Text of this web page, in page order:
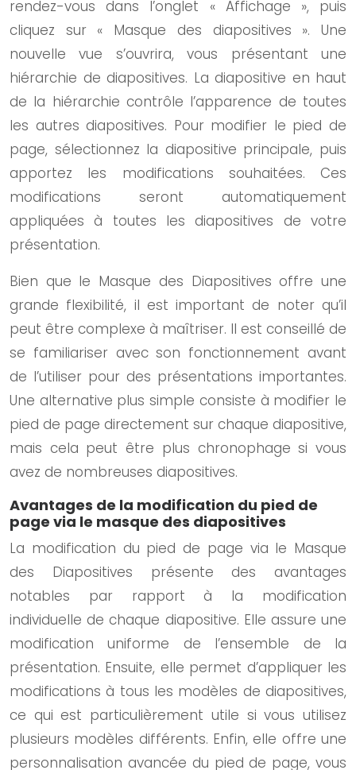
rendez-vous dans l’onglet « Affichage », puis
cliquez sur « Masque des diapositives ». Une
nouvelle vue s’ouvrira, vous présentant une
hiérarchie de diapositives. La diapositive en haut
de la hiérarchie contrôle l’apparence de toutes
les autres diapositives. Pour modifier le pied de
page, sélectionnez la diapositive principale, puis
apportez les modifications souhaitées. Ces
modifications seront automatiquement
appliquées à toutes les diapositives de votre
présentation.
Bien que le Masque des Diapositives offre une
grande flexibilité, il est important de noter qu’il
peut être complexe à maîtriser. Il est conseillé de
se familiariser avec son fonctionnement avant
de l’utiliser pour des présentations importantes.
Une alternative plus simple consiste à modifier le
pied de page directement sur chaque diapositive,
mais cela peut être plus chronophage si vous
avez de nombreuses diapositives.
Avantages de la modification du pied de
page via le masque des diapositives
La modification du pied de page via le Masque
des Diapositives présente des avantages
notables par rapport à la modification
individuelle de chaque diapositive. Elle assure une
modification uniforme de l’ensemble de la
présentation. Ensuite, elle permet d’appliquer les
modifications à tous les modèles de diapositives,
ce qui est particulièrement utile si vous utilisez
plusieurs modèles différents. Enfin, elle offre une
personnalisation avancée du pied de page, vous